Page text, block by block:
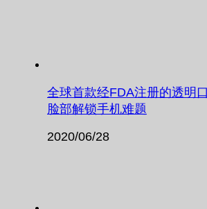
全球首款经FDA注册的透明
脸部解锁手机难题
2020/06/28